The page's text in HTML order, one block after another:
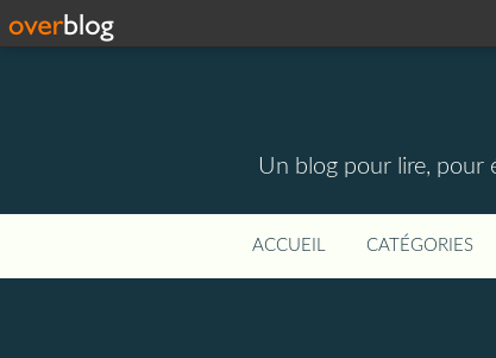
Un blog pour lire, pour
ACCUEIL CATÉGORIES